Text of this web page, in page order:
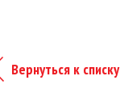
Вернуться к списку